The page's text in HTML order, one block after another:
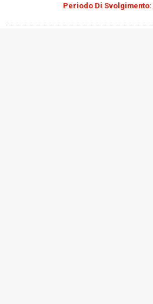
Periodo Di Svolgimento: